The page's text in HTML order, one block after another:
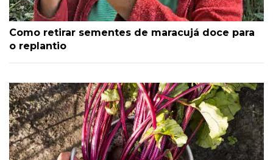
Como retirar sementes de maracujá doce para
o replantio